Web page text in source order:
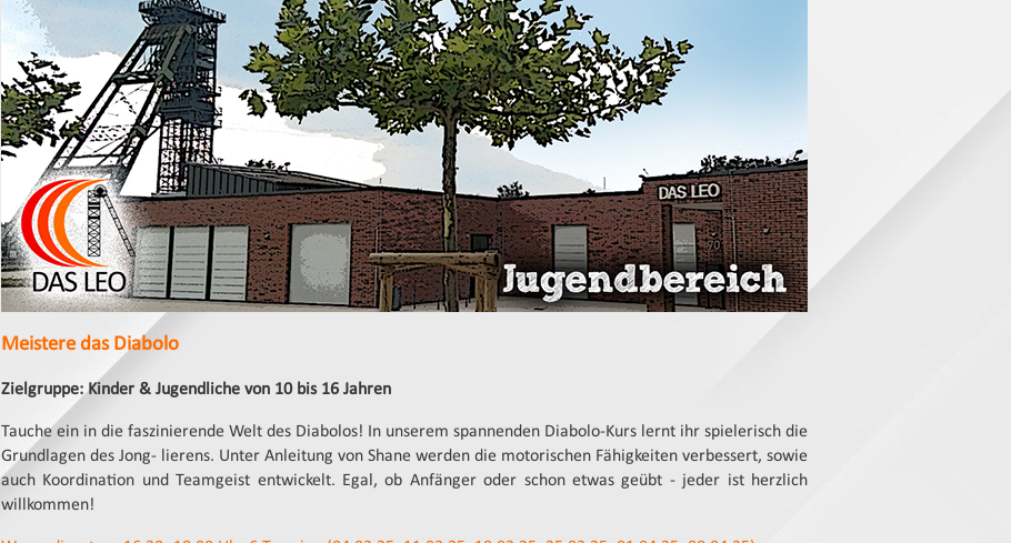
Meistere das Diabolo
Zielgruppe: Kinder & Jugendliche von 10 bis 16 Jahren
Tauche ein in die faszinierende Welt des Diabolos! In unserem spannenden Diabolo-Kurs lernt ihr spielerisch die
Grundlagen des Jong- lierens. Unter Anleitung von Shane werden die motorischen Fähigkeiten verbessert, sowie
auch Koordination und Teamgeist entwickelt. Egal, ob Anfänger oder schon etwas geübt - jeder ist herzlich
willkommen!